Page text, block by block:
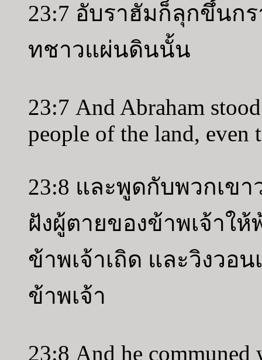
23:7 อับราฮัมก็ลุกขึ้นก
ทชาวแผ่นดินนั้น
23:7 And Abraham
people of the land,
23:8 และพูดกับพวกเข
ฝังผู้ตายของข้าพเจ้าใ
ข้าพเจ้าเถิด และวิงวอ
ข้าพเจ้า
23:8 And he